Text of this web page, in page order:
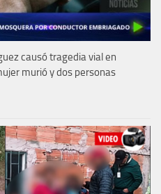
causó tragedia vial en
murió y dos personas